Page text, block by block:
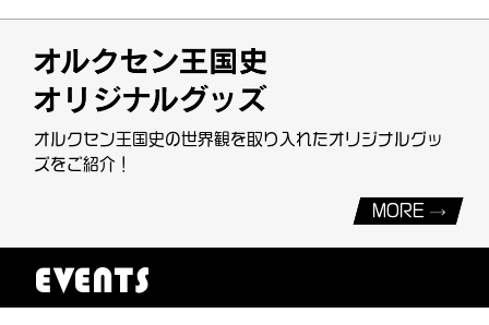
オルクセン王国史の世界観を取り入れたオリジナルグッ
ズをご紹介！
MORE
EVENTS